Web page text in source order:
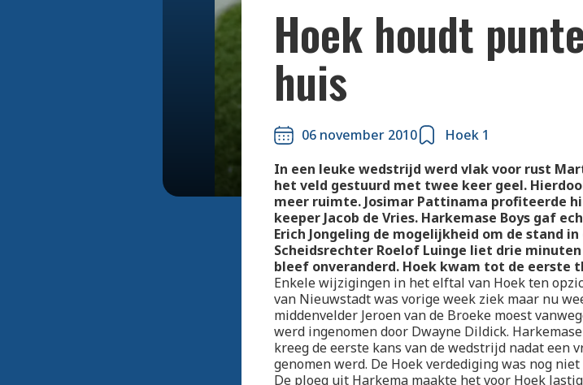
Hoek houdt
huis
06 november 2010
Hoek 1
In een leuke wedstrijd werd vlak voor rust
het veld gestuurd met twee keer geel.
meer ruimte. Josimar Pattinama profiteerde
keeper Jacob de Vries. Harkemase Boys gaf
Erich Jongeling de mogelijkheid om de stand
Scheidsrechter Roelof Luinge liet drie
bleef onveranderd. Hoek kwam tot de eerste
Enkele wijzigingen in het elftal van Hoek ten
van Nieuwstadt was vorige week ziek maar nu
middenvelder Jeroen van de Broeke moest
werd ingenomen door Dwayne Dildick.
kreeg de eerste kans van de wedstrijd nadat een
genomen werd. De Hoek verdediging was nog
De ploeg uit Harkema maakte het voor Hoek